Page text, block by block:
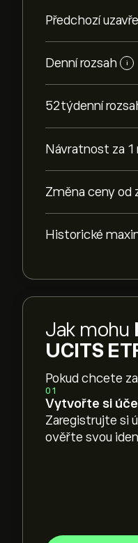
Předchozí
Denní rozsah i
52týdenní
Návratnost za 1
Změna ceny od
Historické
Jak mohu
UCITS
Pokud chcete
01
Vytvořte si
Zaregistrujte si
ověřte svou